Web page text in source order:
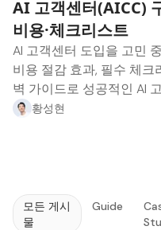
AI 고객센터(AICC)
비용·체크리스트
AI 고객센터 도입을 고민
비용 절감 효과, 필수 체
벽 가이드로 성공적인 AI
황성현
모든 게시
물
Guide